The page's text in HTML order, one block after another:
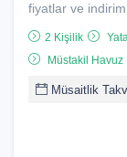
fiyatlar ve indirim
2 Kişilik
Müstakil Havuz
Müsaitlik